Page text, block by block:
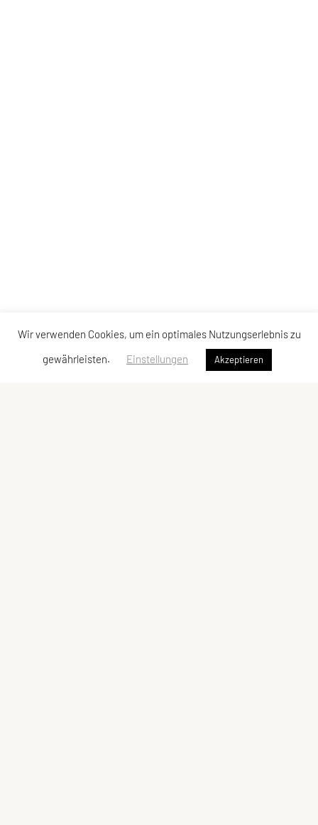
Wir verwenden Cookies, um ein optimales Nutzungserlebnis zu
gewährleisten.
Einstellungen Akzeptieren